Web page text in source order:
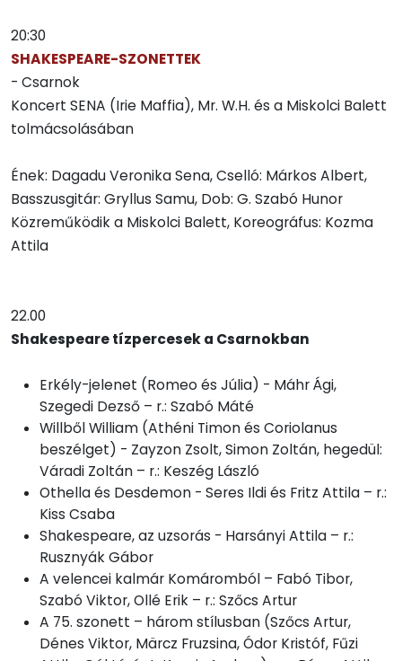
20:30
SHAKESPEARE-SZONETTEK
- Csarnok
Koncert SENA (Irie Maffia), Mr. W.H. és a Miskolci Balett
tolmácsolásában
Ének: Dagadu Veronika Sena, Cselló: Márkos Albert,
Basszusgitár: Gryllus Samu, Dob: G. Szabó Hunor
Közreműködik a Miskolci Balett, Koreográfus: Kozma
Attila
22.00
Shakespeare tízpercesek a Csarnokban
Erkély-jelenet (Romeo és Júlia) - Máhr Ági,
Szegedi Dezső – r.: Szabó Máté
Willből William (Athéni Timon és Coriolanus
beszélget) - Zayzon Zsolt, Simon Zoltán, hegedül:
Váradi Zoltán – r.: Keszég László
Othella és Desdemon - Seres Ildi és Fritz Attila – r.:
Kiss Csaba
Shakespeare, az uzsorás - Harsányi Attila – r.:
Rusznyák Gábor
A velencei kalmár Komáromból – Fabó Tibor,
Szabó Viktor, Ollé Erik – r.: Szőcs Artur
A 75. szonett – három stílusban (Szőcs Artur,
Dénes Viktor, Märcz Fruzsina, Ódor Kristóf, Fűzi